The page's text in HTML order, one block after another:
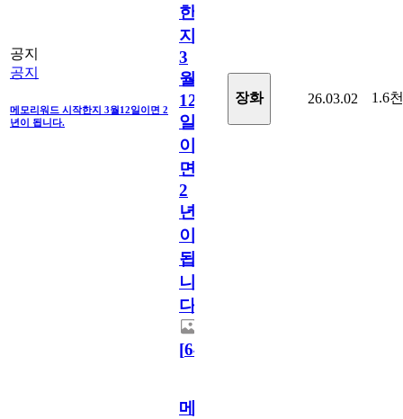
공지
공지
메모리워드 시작한지 3월12일이면 2
년이 됩니다.
한
지
3
월
12
일
이
면
2
년
이
됩
니
다.
[64
장화 26.03.02 1.6천
메